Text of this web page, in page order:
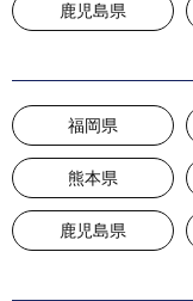
鹿児島県
福岡県
熊本県
鹿児島県